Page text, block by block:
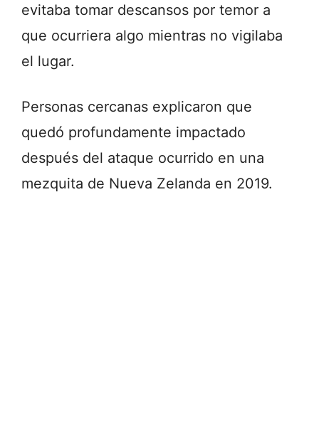
evitaba tomar descansos por temor a
que ocurriera algo mientras no vigilaba
el lugar.
Personas cercanas explicaron que
quedó profundamente impactado
después del ataque ocurrido en una
mezquita de Nueva Zelanda en 2019.